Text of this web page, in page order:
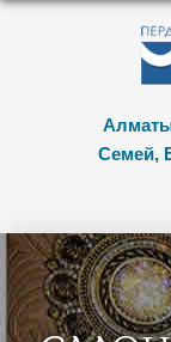
Семей,